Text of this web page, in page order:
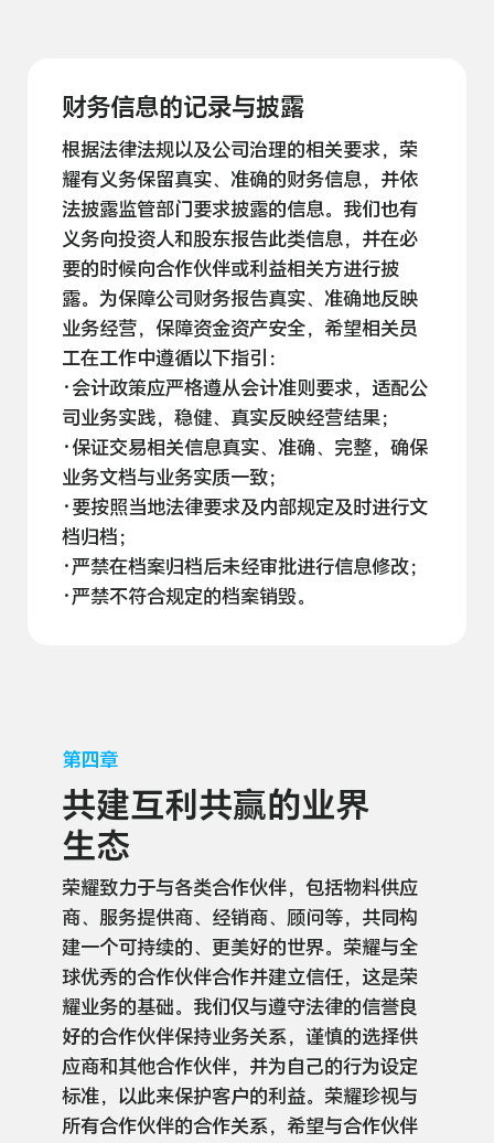
财务信息的记录与披露
根据法律法规以及公司治理的相关要求，荣
耀有义务保留真实、准确的财务信息，并依
法披露监管部门要求披露的信息。我们也有
义务向投资人和股东报告此类信息，并在必
要的时候向合作伙伴或利益相关方进行披
露。为保障公司财务报告真实、准确地反映
业务经营，保障资金资产安全，希望相关员
工在工作中遵循以下指引：
·会计政策应严格遵从会计准则要求，适配公
司业务实践，稳健、真实反映经营结果；
·保证交易相关信息真实、准确、完整，确保
业务文档与业务实质一致；
·要按照当地法律要求及内部规定及时进行文
档归档；
·严禁在档案归档后未经审批进行信息修改；
·严禁不符合规定的档案销毁。
第四章
共建互利共赢的业界
生态
荣耀致力于与各类合作伙伴，包括物料供应
商、服务提供商、经销商、顾问等，共同构
建一个可持续的、更美好的世界。荣耀与全
球优秀的合作伙伴合作并建立信任，这是荣
耀业务的基础。我们仅与遵守法律的信誉良
好的合作伙伴保持业务关系，谨慎的选择供
应商和其他合作伙伴，并为自己的行为设定
标准，以此来保护客户的利益。荣耀珍视与
所有合作伙伴的合作关系，希望与合作伙伴